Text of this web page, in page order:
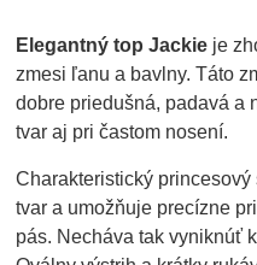
Elegantný top Jackie je
zmesi ľanu a bavlny. Táto
dobre priedušná, padavá a
tvar aj pri častom nosení.
Charakteristický
tvar a umožňuje precízne
pás. Necháva tak vyniknúť